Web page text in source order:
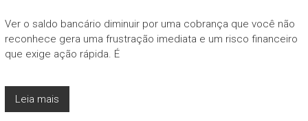
Ver o saldo bancário diminuir por uma cobrança que você não
reconhece gera uma frustração imediata e um risco financeiro
que exige ação rápida. É
Leia mais